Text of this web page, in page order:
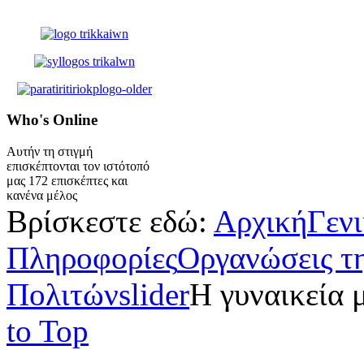
Who's Online
Αυτήν τη στιγμή
επισκέπτονται τον ιστότοπό
μας 172 επισκέπτες και
κανένα μέλος
Βρίσκεστε εδώ: Αρχική
ΠληροφορίεςΟργανώσεις
ΠολιτώνsliderΗ γυναικεία
to Top